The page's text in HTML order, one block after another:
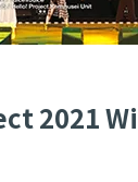
2021